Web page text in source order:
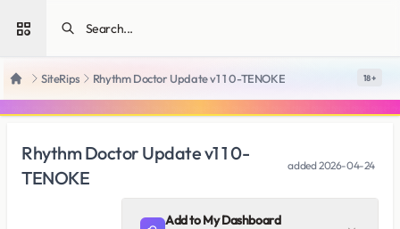
Open sidebar
HomeSiteRips Rhythm Doctor Update v1 1 0-TENOKE 18 +
Rhythm Doctor Update v1 1 0-
TENOKE
added2026-04-24
Add to My Dashboard